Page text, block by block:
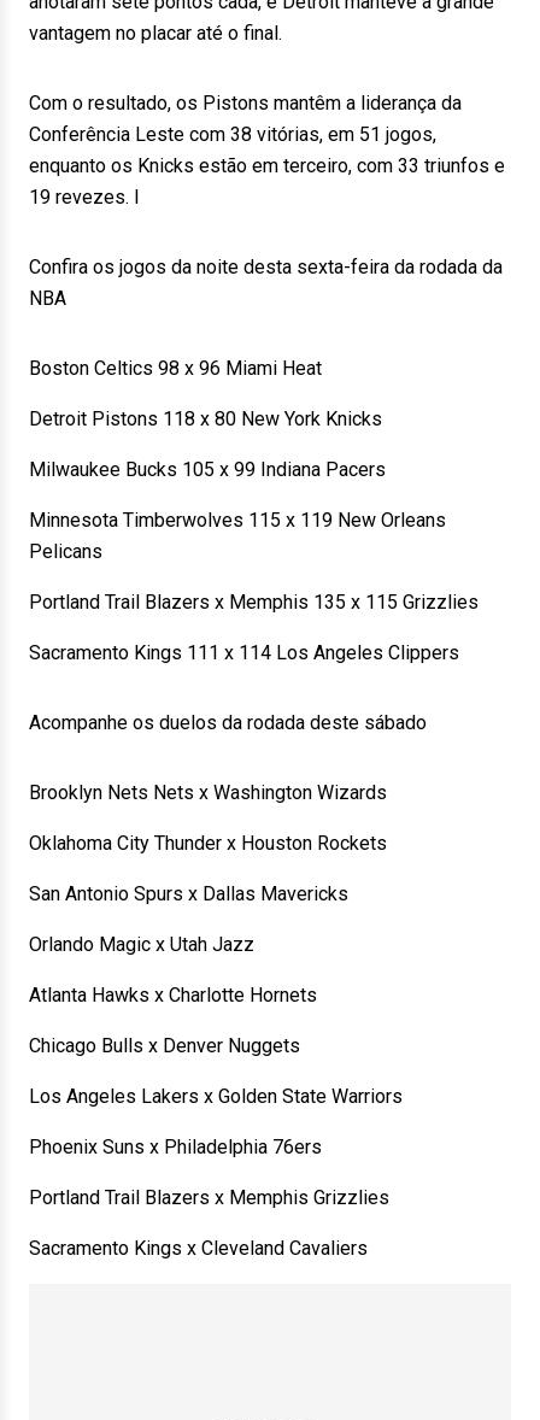
vantagem no placar até o final.
Com o resultado, os Pistons mantêm a liderança da
Conferência Leste com 38 vitórias, em 51 jogos,
enquanto os Knicks estão em terceiro, com 33 triunfos e
19 revezes. l
Confira os jogos da noite desta sexta-feira da rodada da
NBA
Boston Celtics 98 x 96 Miami Heat
Detroit Pistons 118 x 80 New York Knicks
Milwaukee Bucks 105 x 99 Indiana Pacers
Minnesota Timberwolves 115 x 119 New Orleans
Pelicans
Portland Trail Blazers x Memphis 135 x 115 Grizzlies
Sacramento Kings 111 x 114 Los Angeles Clippers
Acompanhe os duelos da rodada deste sábado
Brooklyn Nets Nets x Washington Wizards
Oklahoma City Thunder x Houston Rockets
San Antonio Spurs x Dallas Mavericks
Orlando Magic x Utah Jazz
Atlanta Hawks x Charlotte Hornets
Chicago Bulls x Denver Nuggets
Los Angeles Lakers x Golden State Warriors
Phoenix Suns x Philadelphia 76ers
Portland Trail Blazers x Memphis Grizzlies
Sacramento Kings x Cleveland Cavaliers